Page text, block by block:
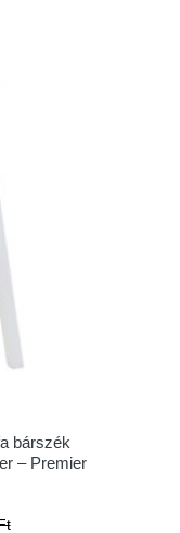
bárszék
– Premier